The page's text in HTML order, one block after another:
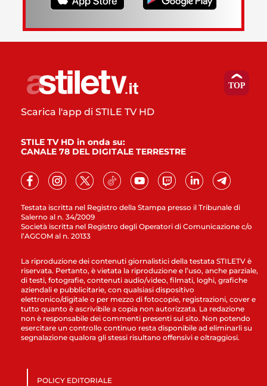
Testata iscritta nel Registro della Stampa presso il Tribunale di
Salerno al n. 34/2009
Società iscritta nel Registro degli Operatori di Comunicazione c/o
l’AGCOM al n. 20133
Scarica l'app di STILE TV HD
STILE TV HD in onda su:
CANALE 78 DEL DIGITALE TERRESTRE
La riproduzione dei contenuti giornalistici della testata STILETV è
riservata. Pertanto, è vietata la riproduzione e l’uso, anche parziale,
di testi, fotografie, contenuti audio/video, filmati, loghi, grafiche
aziendali e pubblicitarie, con qualsiasi dispositivo
elettronico/digitale o per mezzo di fotocopie, registrazioni, cover e
tutto quanto è ascrivibile a copia non autorizzata. La redazione
non è responsabile dei commenti presenti sul sito. Non potendo
esercitare un controllo continuo resta disponibile ad eliminarli su
segnalazione qualora gli stessi risultano offensivi e oltraggiosi.
POLICY EDITORIALE